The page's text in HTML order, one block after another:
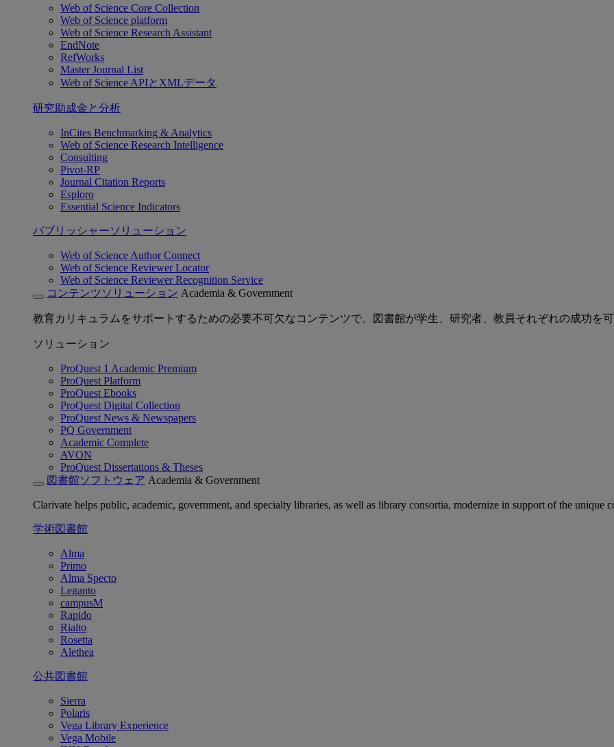
Web of Science Core Collection
Web of Science platform
Web of Science Research Assistant
EndNote
RefWorks
Master Journal List
Web of Science APIとXMLデータ
研究助成金と分析
InCites Benchmarking & Analytics
Web of Science Research Intelligence
Consulting
Pivot-RP
Journal Citation Reports
Esploro
Essential Science Indicators
パブリッシャーソリューション
Web of Science Author Connect
Web of Science Reviewer Locator
Web of Science Reviewer Recognition Service
コンテンツソリューション Academia & Government
教育カリキュラムをサポートするための必要不可欠なコンテンツで、図書館が学生、研究者、教員それぞれの成功を
ソリューション
ProQuest 1 Academic Premium
ProQuest Platform
ProQuest Ebooks
ProQuest Digital Collection
ProQuest News & Newspapers
PQ Government
Academic Complete
AVON
ProQuest Dissertations & Theses
図書館ソフトウェア Academia & Government
Clarivate helps public, academic, government, and specialty libraries, as well as library consortia, modernize in support of the unique
学術図書館
Alma
Primo
Alma Specto
Leganto
campusM
Rapido
Rialto
Rosetta
Alethea
公共図書館
Sierra
Polaris
Vega Library Experience
Vega Mobile